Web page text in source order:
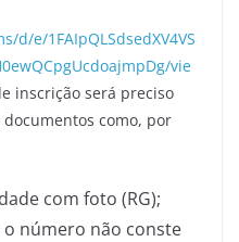
d/e/1FAIpQLSdsedXV4VS
vie
inscrição será preciso
como, por
com foto (RG);
o número não conste